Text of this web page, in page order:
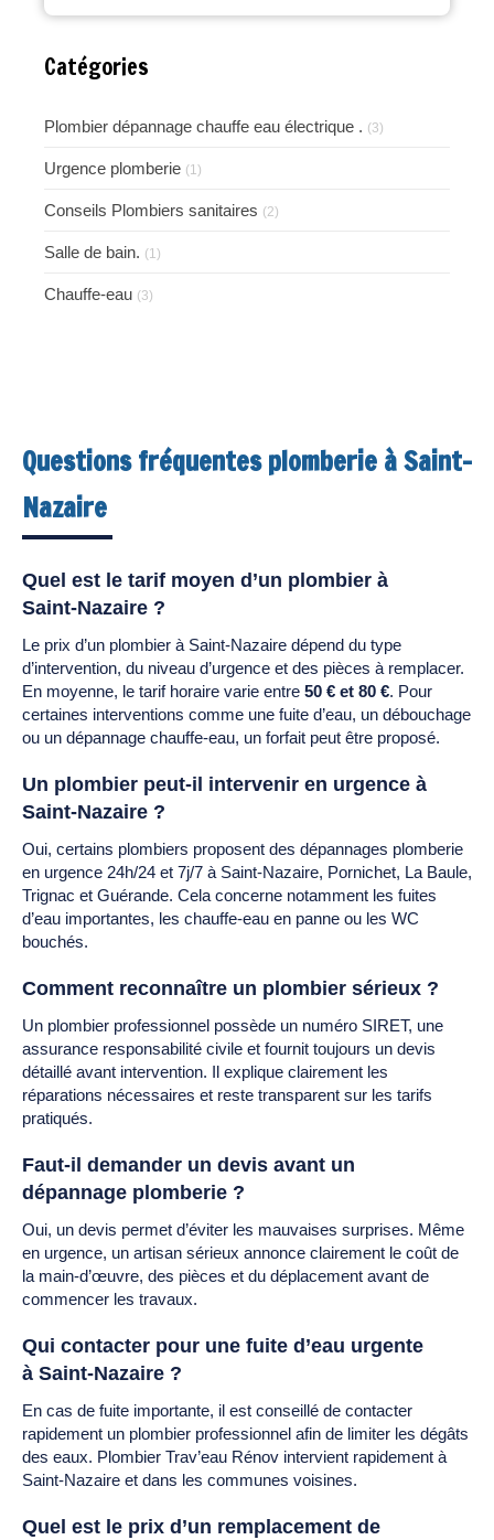
Catégories
Plombier dépannage chauffe eau électrique . (3)
Urgence plomberie (1)
Conseils Plombiers sanitaires (2)
Salle de bain. (1)
Chauffe-eau (3)
Questions fréquentes plomberie à Saint-
Nazaire
Quel est le tarif moyen d’un plombier à
Saint-Nazaire ?
Le prix d’un plombier à Saint-Nazaire dépend du type
d’intervention, du niveau d’urgence et des pièces à remplacer.
En moyenne, le tarif horaire varie entre 50 € et 80 €. Pour
certaines interventions comme une fuite d’eau, un débouchage
ou un dépannage chauffe-eau, un forfait peut être proposé.
Un plombier peut-il intervenir en urgence à
Saint-Nazaire ?
Oui, certains plombiers proposent des dépannages plomberie
en urgence 24h/24 et 7j/7 à Saint-Nazaire, Pornichet, La Baule,
Trignac et Guérande. Cela concerne notamment les fuites
d’eau importantes, les chauffe-eau en panne ou les WC
bouchés.
Comment reconnaître un plombier sérieux ?
Un plombier professionnel possède un numéro SIRET, une
assurance responsabilité civile et fournit toujours un devis
détaillé avant intervention. Il explique clairement les
réparations nécessaires et reste transparent sur les tarifs
pratiqués.
Faut-il demander un devis avant un
dépannage plomberie ?
Oui, un devis permet d’éviter les mauvaises surprises. Même
en urgence, un artisan sérieux annonce clairement le coût de
la main-d’œuvre, des pièces et du déplacement avant de
commencer les travaux.
Qui contacter pour une fuite d’eau urgente
à Saint-Nazaire ?
En cas de fuite importante, il est conseillé de contacter
rapidement un plombier professionnel afin de limiter les dégâts
des eaux. Plombier Trav’eau Rénov intervient rapidement à
Saint-Nazaire et dans les communes voisines.
Quel est le prix d’un remplacement de